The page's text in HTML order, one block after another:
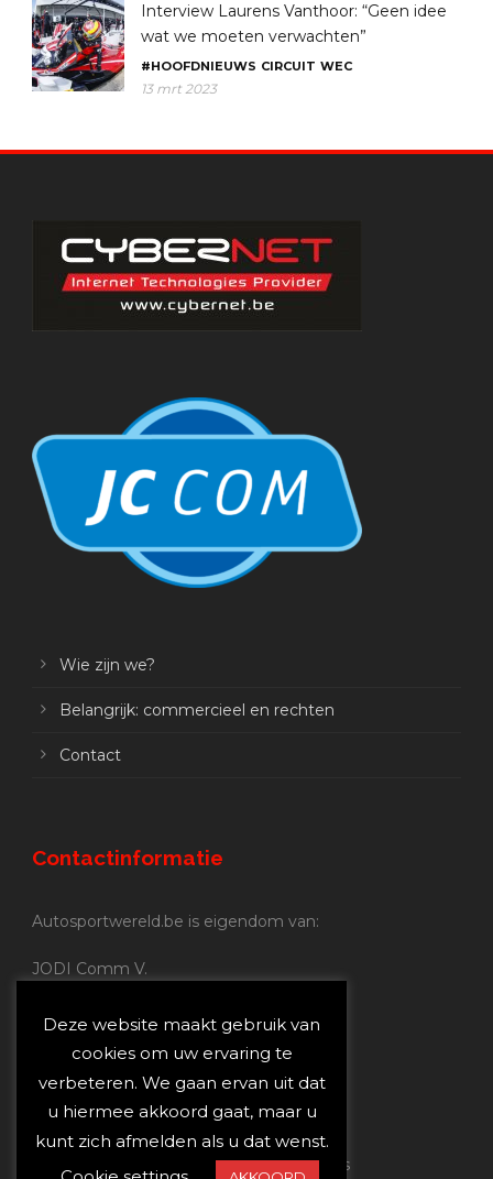
Interview Laurens Vanthoor: “Geen idee
wat we moeten verwachten”
#HOOFDNIEUWS CIRCUIT WEC
13 mrt 2023
Wie zijn we?
Belangrijk: commercieel en rechten
Contact
Contactinformatie
Autosportwereld.be is eigendom van:
JODI Comm V.
Nijverheidsstraat 70
2160 Wommelgem
Autosportwereld.be:
Redactie:joost@autosportwereld.be
Verantwoordelijke uitgever: Joost Custers
Deze website maakt gebruik van
cookies om uw ervaring te
verbeteren. We gaan ervan uit dat
u hiermee akkoord gaat, maar u
kunt zich afmelden als u dat wenst.